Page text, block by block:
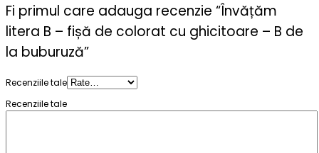
Fi primul care adauga recenzie “Învățăm
litera B – fișă de colorat cu ghicitoare – B de
la buburuză”
Recenziile tale
Recenziile tale